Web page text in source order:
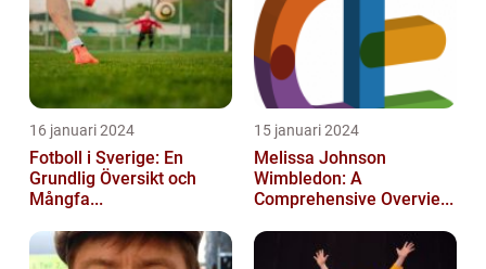
16 januari 2024
Fotboll i Sverige: En
Grundlig Översikt och
Mångfa...
15 januari 2024
Melissa Johnson
Wimbledon: A
Comprehensive Overvie...